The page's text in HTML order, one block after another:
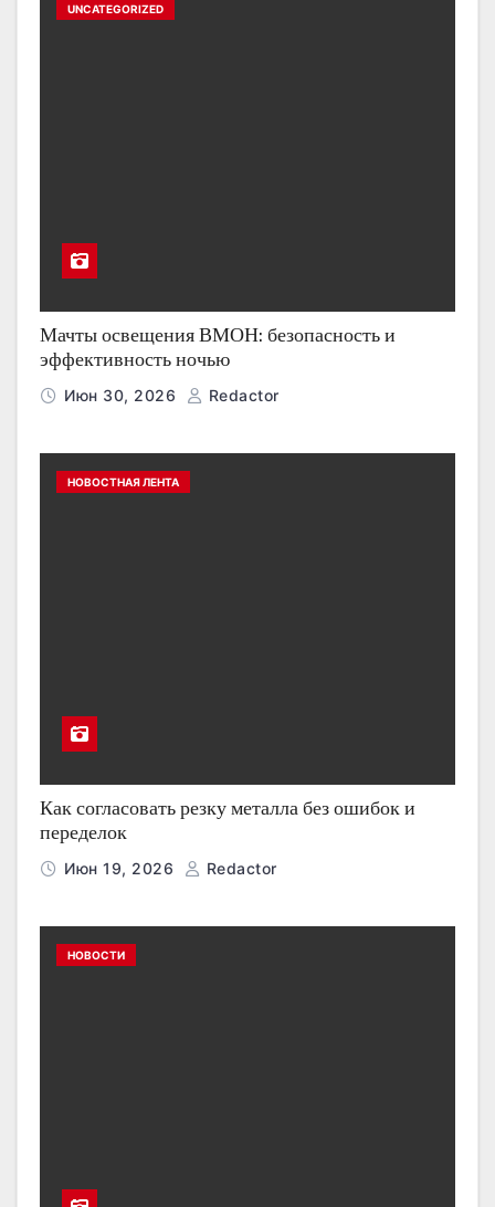
UNCATEGORIZED
Мачты освещения ВМОН: безопасность и
эффективность ночью
Июн 30, 2026 Redactor
НОВОСТНАЯ ЛЕНТА
Как согласовать резку металла без ошибок и
переделок
Июн 19, 2026 Redactor
НОВОСТИ